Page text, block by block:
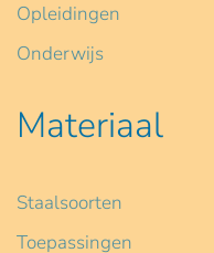
Opleidingen
Onderwijs
Materiaal
Staalsoorten
Toepassingen